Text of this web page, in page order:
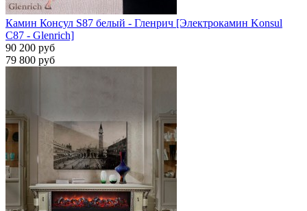
Камин Консул S87 белый - Гленрич [Электрокамин Konsul
С87 - Glenrich]
90 200 руб
79 800 руб